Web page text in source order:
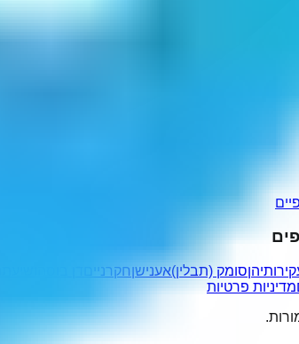
סומק (תבלין)אענישןחקרניים
מדיניות פרטיות